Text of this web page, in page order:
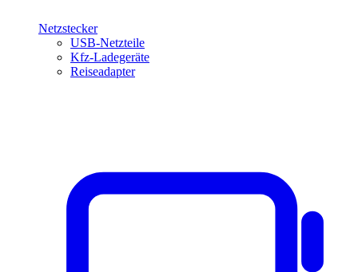
Netzstecker
USB-Netzteile
Kfz-Ladegeräte
Reiseadapter